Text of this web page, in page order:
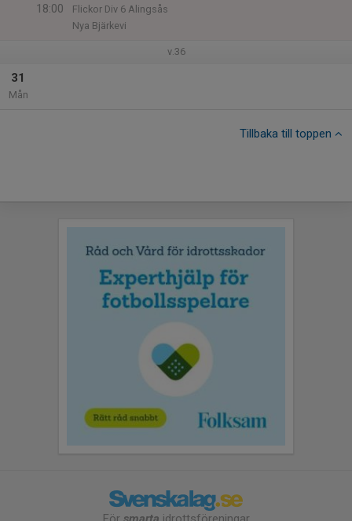
18:00
Flickor Div 6 Alingsås
Nya Bjärkevi
v.36
31
Mån
Tillbaka till toppen